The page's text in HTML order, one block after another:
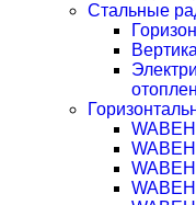
Стальные